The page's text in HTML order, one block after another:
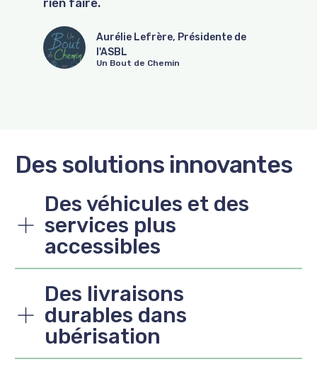
rien faire.
Aurélie Lefrère, Présidente de
l'ASBL
Un Bout de Chemin
Des solutions innovantes
Des véhicules et des
services plus
accessibles
Des livraisons
durables dans
ubérisation